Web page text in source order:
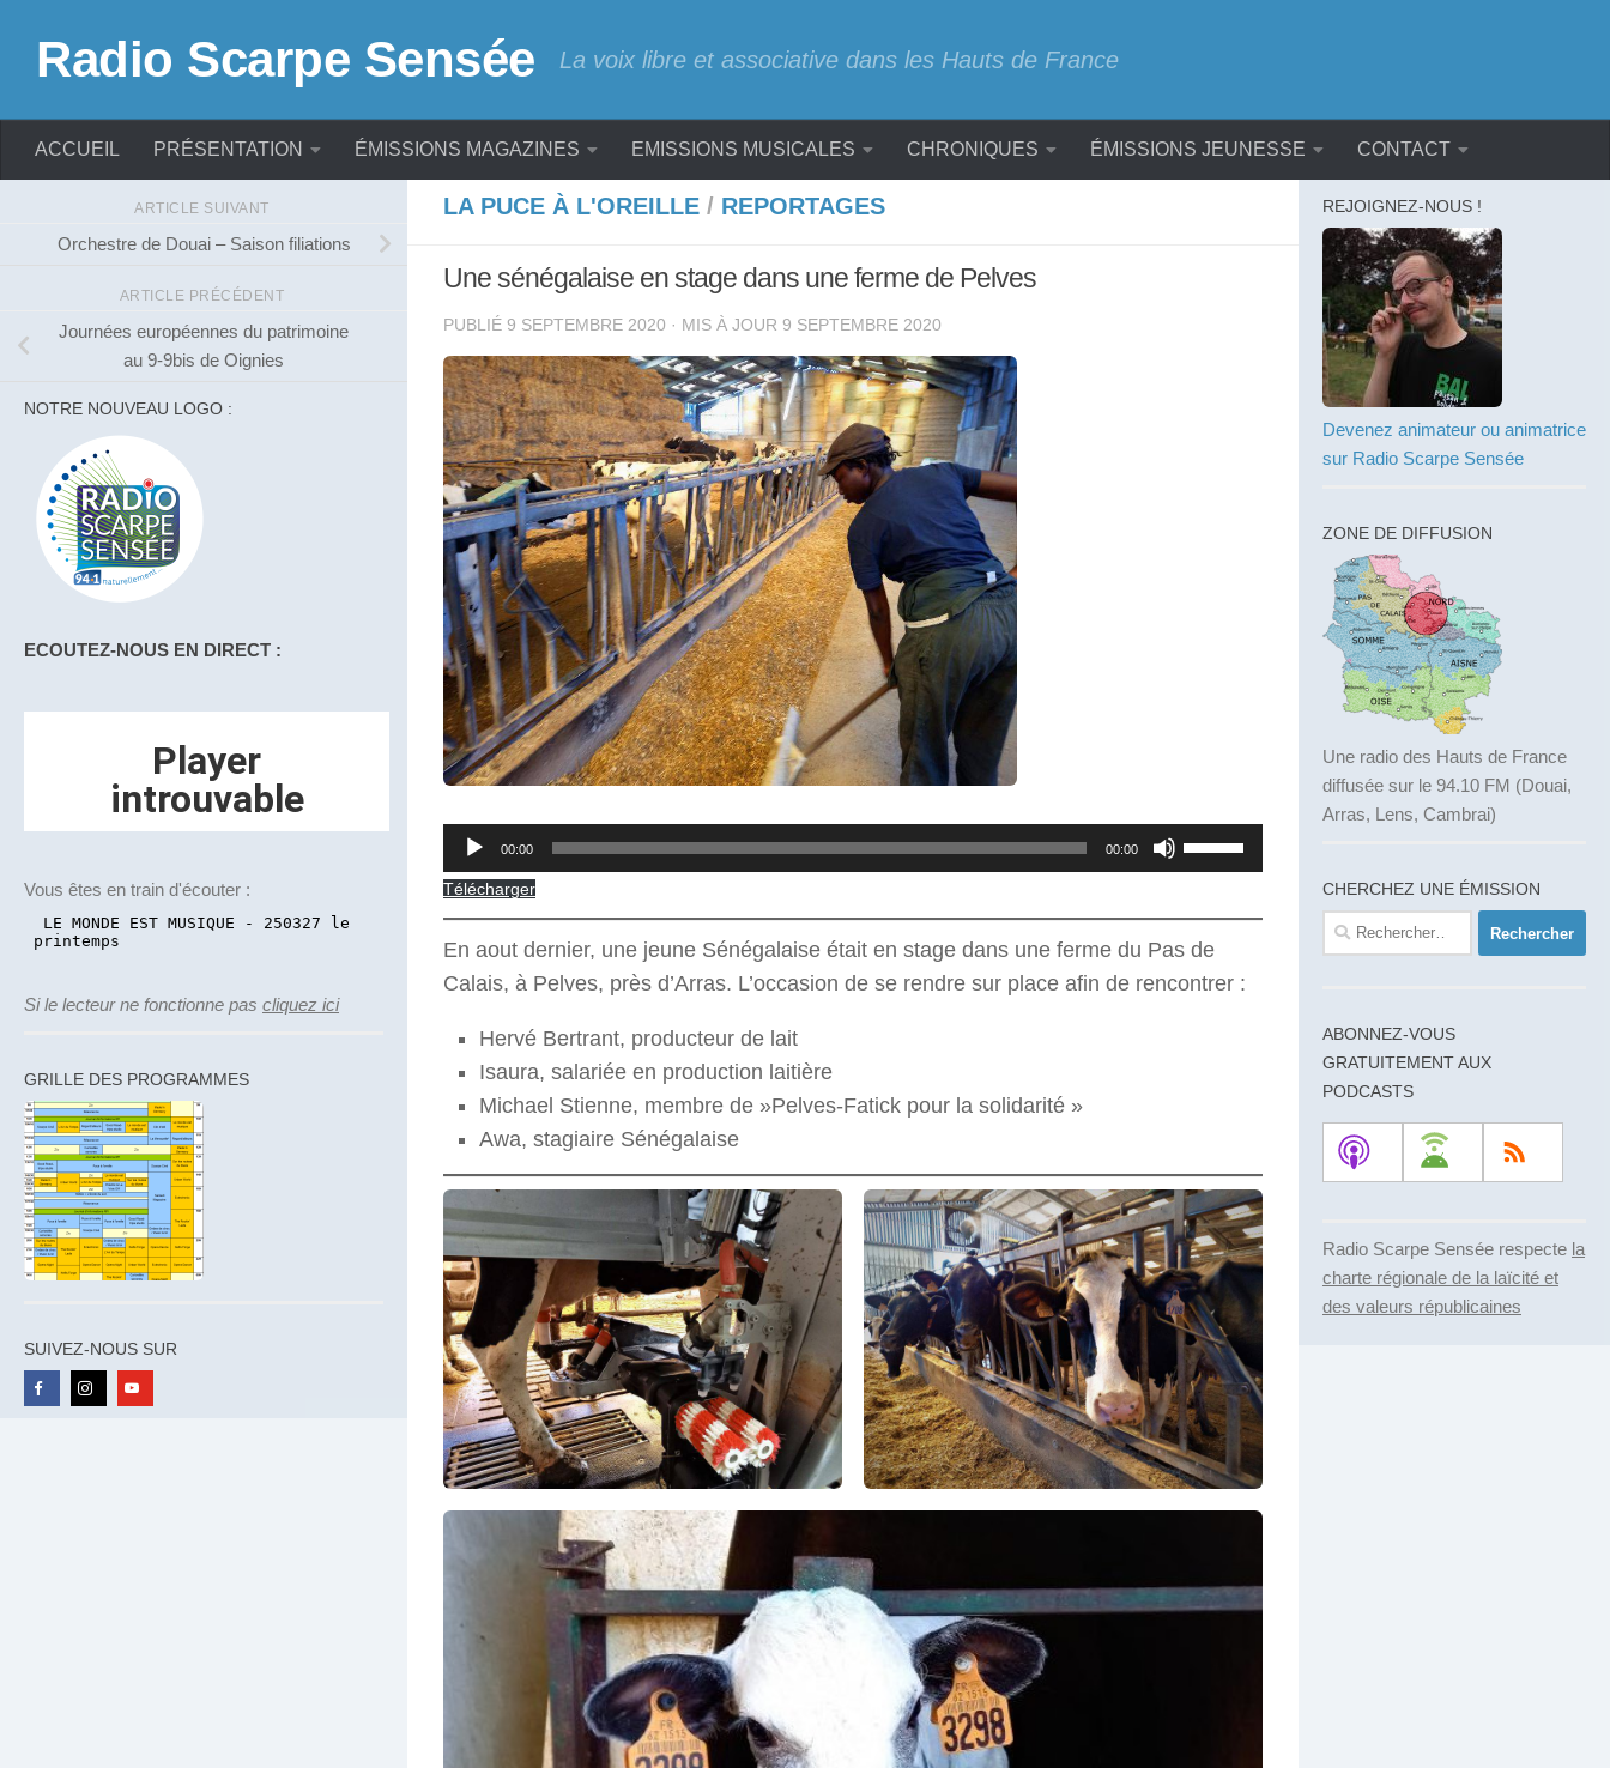
Radio Scarpe Sensée La voix libre et associative dans les Hauts de France
ACCUEIL PRÉSENTATION ÉMISSIONS MAGAZINES EMISSIONS MUSICALES CHRONIQUES ÉMISSIONS JEUNESSE CONTACT
LA PUCE À L'OREILLE / REPORTAGES
Une sénégalaise en stage dans une ferme de Pelves
PUBLIÉ 9 SEPTEMBRE 2020 · MIS À JOUR 9 SEPTEMBRE 2020
Lecteur
audio
00:00 00:00
Utilisez
les
haut/bas
pour
Télécharger
En aout dernier, une jeune Sénégalaise était en stage dans une ferme du Pas de
Calais, à Pelves, près d’Arras. L’occasion de se rendre sur place afin de rencontrer :
Hervé Bertrant, producteur de lait
Isaura, salariée en production laitière
Michael Stienne, membre de »Pelves-Fatick pour la solidarité »
Awa, stagiaire Sénégalaise
ARTICLE SUIVANT
Orchestre de Douai – Saison filiations
ARTICLE PRÉCÉDENT
Journées européennes du patrimoine
au 9-9bis de Oignies
NOTRE NOUVEAU LOGO :
ECOUTEZ-NOUS EN DIRECT :
Vous êtes en train d'écouter :
Si le lecteur ne fonctionne pas cliquez ici
GRILLE DES PROGRAMMES
SUIVEZ-NOUS SUR
REJOIGNEZ-NOUS !
Devenez animateur ou animatrice
sur Radio Scarpe Sensée
ZONE DE DIFFUSION
Une radio des Hauts de France
diffusée sur le 94.10 FM (Douai,
Arras, Lens, Cambrai)
CHERCHEZ UNE ÉMISSION
Rechercher :
ABONNEZ-VOUS
GRATUITEMENT AUX
PODCASTS
Radio Scarpe Sensée respecte la
charte régionale de la laïcité et
des valeurs républicaines